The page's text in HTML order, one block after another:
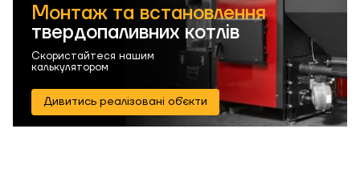
Монтаж та встановлення
твердопаливних котлів
Скористайтеся нашим
калькулятором
Дивитись реалізовані об'єкти